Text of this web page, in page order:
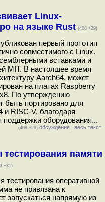
Linux-
на языке Rust (408 +29)
первый прототип
совместимого с Linux.
вставками и
MIT. В настоящее время
Aarch64, может
на платах Raspberry
По утверждению
быть портировано для
и RISC-V, благодаря
поддержки оборудования...
(408 +29) обсуждение | весь текст
памяти
+31)
тестирования оперативной
не привязана к
запускаться напрямую из